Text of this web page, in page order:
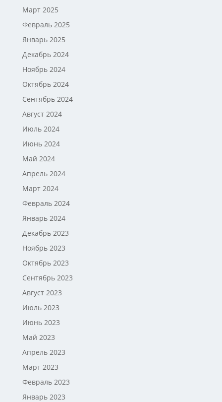
Март 2025
Февраль 2025
Январь 2025
Декабрь 2024
Ноябрь 2024
Октябрь 2024
Сентябрь 2024
Август 2024
Июль 2024
Июнь 2024
Май 2024
Апрель 2024
Март 2024
Февраль 2024
Январь 2024
Декабрь 2023
Ноябрь 2023
Октябрь 2023
Сентябрь 2023
Август 2023
Июль 2023
Июнь 2023
Май 2023
Апрель 2023
Март 2023
Февраль 2023
Январь 2023